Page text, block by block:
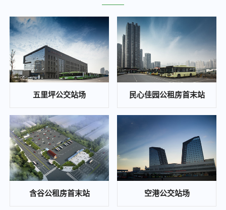
2025-02-24
重庆城市综合交通枢纽(集团)有限公司 大竹林站TOD项目施工图审查比选公告
2025-02-22
陈庹路综合大楼空置房屋招租公告
2025-01-21
招标公告曹家湾公交站场项目施工招标公告
2024-11-22
重庆东站片区次支路网项目黄明路燃气管道改造工程安全评估 比选公告
2024-11-22
2024-11-20
五里坪公交站场 民心佳园公租房首末站
含谷公租房首末站 空港公交站场